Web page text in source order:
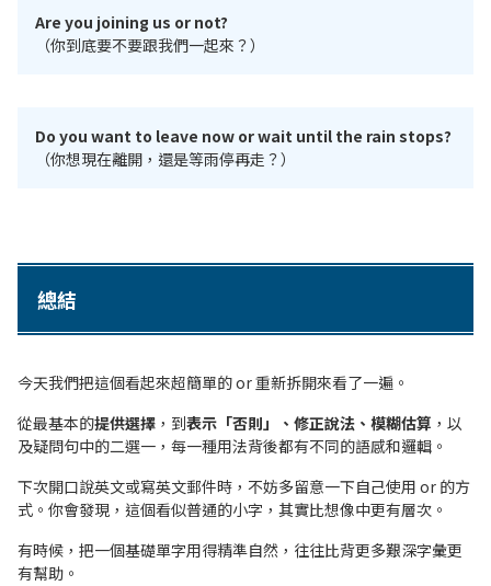
Are you joining us or not?
（你到底要不要跟我們一起來？）
Do you want to leave now or wait until the rain stops?
（你想現在離開，還是等雨停再走？）
總結
今天我們把這個看起來超簡單的 or 重新拆開來看了一遍。
從最基本的提供選擇 ，到表示「否則」、修正說法、模糊估算 ，以
及疑問句中的二選一，每一種用法背後都有不同的語感和邏輯。
下次開口說英文或寫英文郵件時，不妨多留意一下自己使用 or 的方
式。你會發現，這個看似普通的小字，其實比想像中更有層次。
有時候，把一個基礎單字用得精準自然，往往比背更多艱深字彙更
有幫助。